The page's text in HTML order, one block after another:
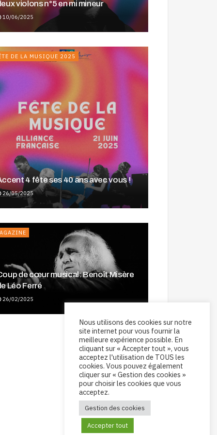
violons n°5 en mi mineur
10/06/2025
DE LA MUSIQUE 2025
4 fête ses 40 ans avec vous !
26/05/2025
de cœur musical: Benoît Misère
Léo Ferré
26/02/2025
festival International d’orgue et de
ancienne, le rendez-vous de
été !
30/06/2024
vos marques, prêts… Chantez !
Nous utilisons des cookies sur notre
site internet pour vous fournir la
meilleure expérience possible. En
cliquant sur « Accepter tout », vous
acceptez l'utilisation de TOUS les
cookies. Vous pouvez également
cliquer sur « Gestion des cookies »
pour choisir les cookies que vous
acceptez.
Gestion des cookies
Accepter tout